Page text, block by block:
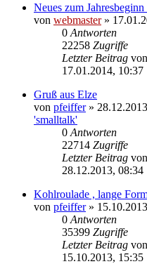
Neues zum
von webmaster»
0 Antworten
22258 Zugriffe
Letzter Beitrag von
17.01.2014, 10:37
Gruß aus Elze
von pfeiffer»
'smalltalk'
0 Antworten
22714 Zugriffe
Letzter Beitrag von
28.12.2013, 08:34
Kohlroulade , lange
von pfeiffer»
0 Antworten
35399 Zugriffe
Letzter Beitrag von
15.10.2013, 15:35